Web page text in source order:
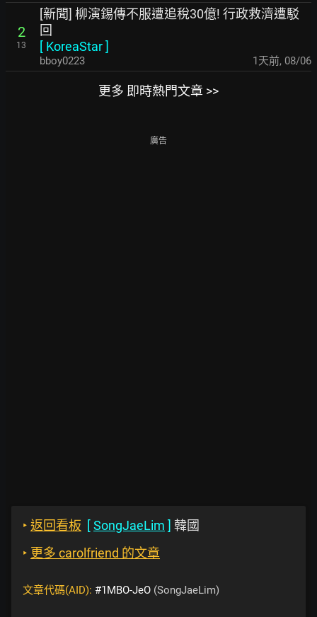
2
13
[新聞] 柳演錫傳不服遭追稅30億! 行政救濟遭駁
回
[ KoreaStar]
bboy0223 1天前, 08/06
更多 即時熱門文章 >>
廣告
‣ 返回看板 [SongJaeLim ] 韓國
‣ 更多 carolfriend 的文章
文章代碼(AID): #1MBO-JeO (SongJaeLim)